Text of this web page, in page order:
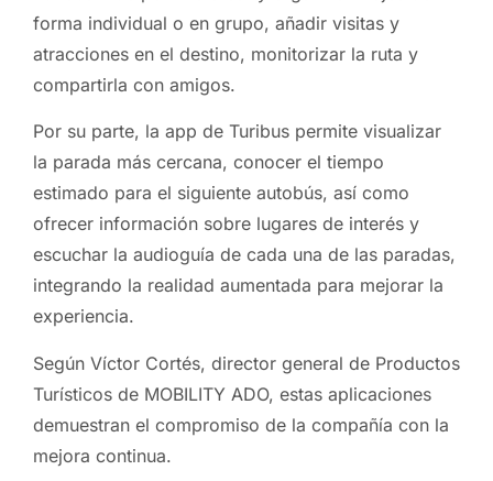
forma individual o en grupo, añadir visitas y
atracciones en el destino, monitorizar la ruta y
compartirla con amigos.
Por su parte, la app de Turibus permite visualizar
la parada más cercana, conocer el tiempo
estimado para el siguiente autobús, así como
ofrecer información sobre lugares de interés y
escuchar la audioguía de cada una de las paradas,
integrando la realidad aumentada para mejorar la
experiencia.
Según Víctor Cortés, director general de Productos
Turísticos de MOBILITY ADO, estas aplicaciones
demuestran el compromiso de la compañía con la
mejora continua.